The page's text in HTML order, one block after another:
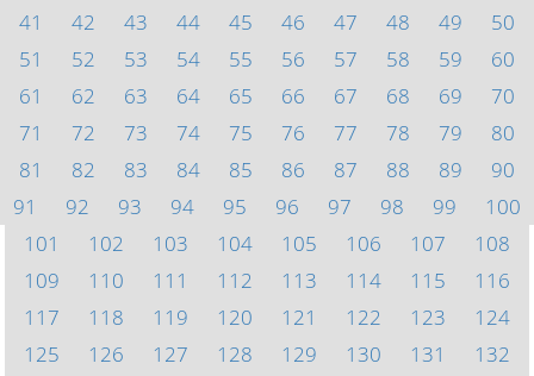
41
42 43 44 45 46 47 48 49
50
51
52 53 54 55 56 57 58 59
60
61
62 63 64 65 66 67 68 69
70
71
72 73 74 75 76 77 78 79
80
81
82 83 84 85 86 87 88 89
90
91
92 93 94 95 96 97 98 99
100
101
102 103 104 105 106 107
108
109
110 111 112 113 114 115
116
117
118 119 120 121 122 123
124
125
126 127 128 129 130 131
132